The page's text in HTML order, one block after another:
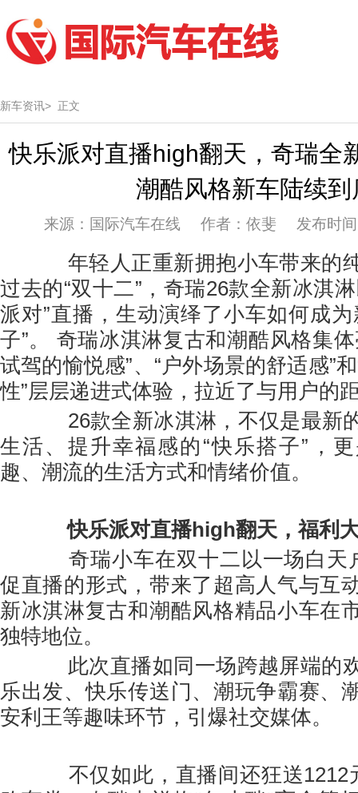
新车资讯> 正文
快乐派对直播high翻天，奇瑞全
潮酷风格新车陆续到
来源：国际汽车在线 作者：依斐 发布时间
年轻人正重新拥抱小车带来的
过去的“双十二”，奇瑞26款全新冰淇
派对”直播，生动演绎了小车如何成
子”。 奇瑞冰淇淋复古和潮酷风格集
试驾的愉悦感”、“户外场景的舒适感”
性”层层递进式体验，拉近了与用户的
26款全新冰淇淋，不仅是最新
生活、提升幸福感的“快乐搭子”，
趣、潮流的生活方式和情绪价值。
快乐派对直播high翻天，福利
奇瑞小车在双十二以一场白天
促直播的形式，带来了超高人气与互
新冰淇淋复古和潮酷风格精品小车在
独特地位。
此次直播如同一场跨越屏端的
乐出发、快乐传送门、潮玩争霸赛、
安利王等趣味环节，引爆社交媒体。
不仅如此，直播间还狂送1212